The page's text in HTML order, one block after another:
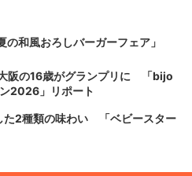
和風おろしバーガーフェア」
阪の16歳がグランプリに 「bijo
2026」リポート
た2種類の味わい 「ベビースター